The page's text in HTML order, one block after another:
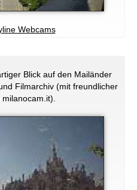
Webcams
Blick auf den Mailänder
Filmarchiv (mit freundlicher